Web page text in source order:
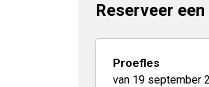
Reserveer een
Proefles
van 19 september